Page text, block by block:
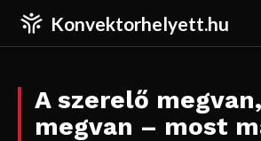
Konvektorhelyett.hu
A szerelő
megvan – most